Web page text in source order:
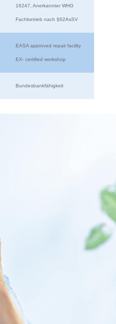
16247, Anerkannter WHG
Fachbetrieb nach §62AsSV
EASA approved repair facility
EX- certified workshop
Bundesbankfähigkeit